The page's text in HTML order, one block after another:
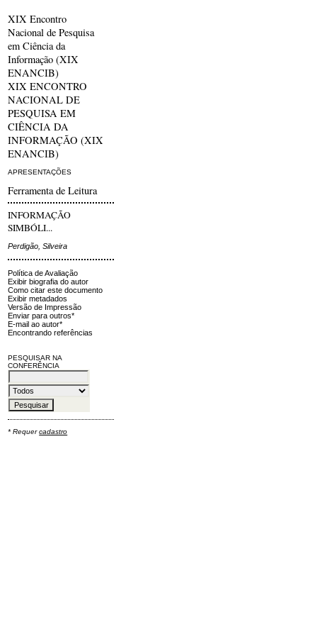
XIX Encontro
Nacional de Pesquisa
em Ciência da
Informação (XIX
ENANCIB)
XIX ENCONTRO
NACIONAL DE
PESQUISA EM
CIÊNCIA DA
INFORMAÇÃO (XIX
ENANCIB)
APRESENTAÇÕES
Ferramenta de Leitura
INFORMAÇÃO
SIMBÓLI...
Perdigão, Silveira
Política de Avaliação
Exibir biografia do autor
Como citar este documento
Exibir metadados
Versão de Impressão
Enviar para outros*
E-mail ao autor*
Encontrando referências
PESQUISAR NA
CONFERÊNCIA
* Requercadastro